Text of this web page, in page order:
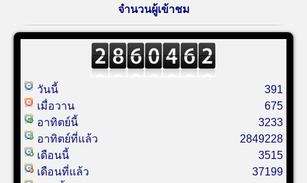
จำนวนผู้เข้าชม
วันนี้
เมื่อวาน
อาทิตย์นี้
อาทิตย์ที่แล้ว
เดือนนี้
เดือนที่แล้ว
391
675
3233
2849228
3515
37199